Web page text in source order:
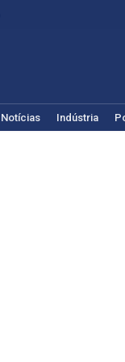
Notícias Indústria